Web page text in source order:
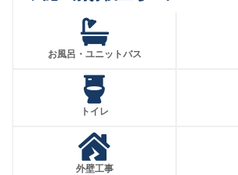
お風呂・ユニットバス
トイレ
外壁工事